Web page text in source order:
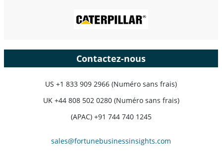
Contactez-nous
US +1 833 909 2966 (Numéro sans frais)
UK +44 808 502 0280 (Numéro sans frais)
(APAC) +91 744 740 1245
sales@fortunebusinessinsights.com